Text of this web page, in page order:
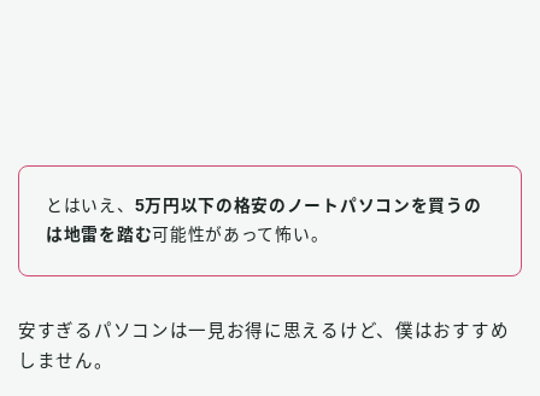
とはいえ、 5万円以下の格安のノートパソコンを買うの
は地雷を踏む 可能性があって怖い。
安すぎるパソコンは一見お得に思えるけど、僕はおすすめ
しません。